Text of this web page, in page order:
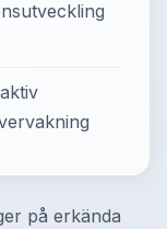
på erkända